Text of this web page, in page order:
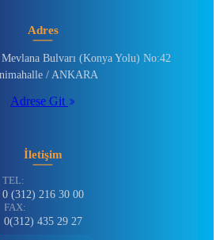
Adres
Bulvarı (Konya Yolu) No:42
/ ANKARA
Adrese Git
İletişim
TEL:
0 (312) 216 30 00
FAX:
0(312) 435 29 27